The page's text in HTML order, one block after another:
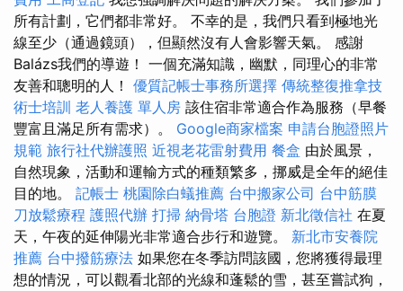
所有計劃，它們都非常好。 不幸的是，我們只看到極地光
線至少（通過鏡頭），但顯然沒有人會影響天氣。 感謝
Balázs我們的導遊！ 一個充滿知識，幽默，同理心的非常
友善和聰明的人！ 優質記帳士事務所選擇 傳統整復推拿技
術士培訓 老人養護 單人房 該住宿非常適合作為服務（早餐
豐富且滿足所有需求）。 Google商家檔案 申請台胞證照片
規範 旅行社代辦護照 近視老花雷射費用 餐盒 由於風景，
自然現象，活動和運輸方式的種類繁多，挪威是全年的絕佳
目的地。 記帳士 桃園除白蟻推薦 台中搬家公司 台中筋膜
刀放鬆療程 護照代辦 打掃 納骨塔 台胞證 新北徵信社 在夏
天，午夜的延伸陽光非常適合步行和遊覽。 新北市安養院
推薦 台中撥筋療法 如果您在冬季訪問該國，您將獲得最理
想的情況，可以觀看北部的光線和蓬鬆的雪，甚至嘗試狗，